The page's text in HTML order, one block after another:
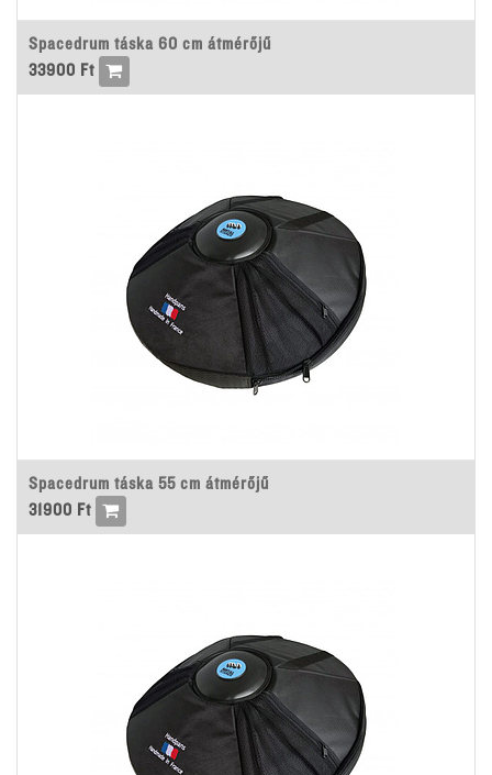
Spacedrum táska 60 cm átmérőjű
33900 Ft
Spacedrum táska 55 cm átmérőjű
31900 Ft